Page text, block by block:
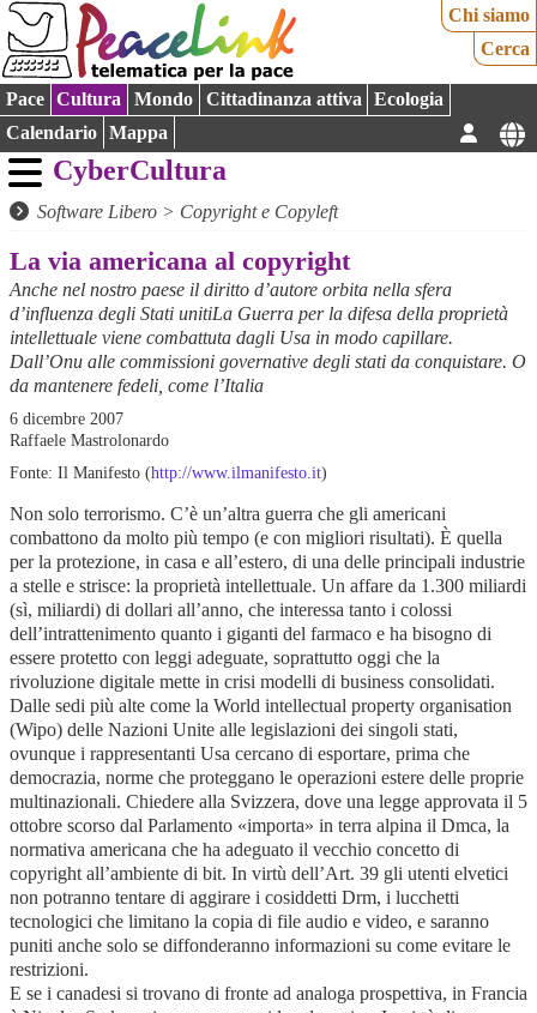
Chi siamo
Cerca
Pace Cultura Mondo Cittadinanza attiva
Ecologia
Calendario
Mappa
CyberCultura
Software Libero > Copyright e Copyleft
La via americana al copyright
Anche nel nostro paese il diritto d’autore orbita nella sfera
d’influenza degli Stati unitiLa Guerra per la difesa della proprietà
intellettuale viene combattuta dagli Usa in modo capillare.
Dall’Onu alle commissioni governative degli stati da conquistare. O
da mantenere fedeli, come l’Italia
6 dicembre 2007
Raffaele Mastrolonardo
Fonte: Il Manifesto (http://www.ilmanifesto.it)
Non solo terrorismo. C’è un’altra guerra che gli americani
combattono da molto più tempo (e con migliori risultati). È quella
per la protezione, in casa e all’estero, di una delle principali industrie
a stelle e strisce: la proprietà intellettuale. Un affare da 1.300 miliardi
(sì, miliardi) di dollari all’anno, che interessa tanto i colossi
dell’intrattenimento quanto i giganti del farmaco e ha bisogno di
essere protetto con leggi adeguate, soprattutto oggi che la
rivoluzione digitale mette in crisi modelli di business consolidati.
Dalle sedi più alte come la World intellectual property organisation
(Wipo) delle Nazioni Unite alle legislazioni dei singoli stati,
ovunque i rappresentanti Usa cercano di esportare, prima che
democrazia, norme che proteggano le operazioni estere delle proprie
multinazionali. Chiedere alla Svizzera, dove una legge approvata il 5
ottobre scorso dal Parlamento «importa» in terra alpina il Dmca, la
normativa americana che ha adeguato il vecchio concetto di
copyright all’ambiente di bit. In virtù dell’Art. 39 gli utenti elvetici
non potranno tentare di aggirare i cosiddetti Drm, i lucchetti
tecnologici che limitano la copia di file audio e video, e saranno
puniti anche solo se diffonderanno informazioni su come evitare le
restrizioni.
E se i canadesi si trovano di fronte ad analoga prospettiva, in Francia